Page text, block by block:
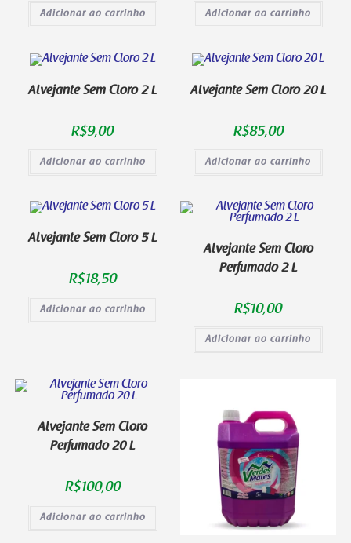
Adicionar ao carrinho Adicionar ao carrinho
Alvejante Sem Cloro 2 L
R$9,00
Adicionar ao carrinho
Alvejante Sem Cloro 20 L
R$85,00
Adicionar ao carrinho
Alvejante Sem Cloro 5 L
R$18,50
Adicionar ao carrinho
Alvejante Sem Cloro
Perfumado 2 L
R$10,00
Adicionar ao carrinho
Alvejante Sem Cloro
Perfumado 20 L
R$100,00
Adicionar ao carrinho